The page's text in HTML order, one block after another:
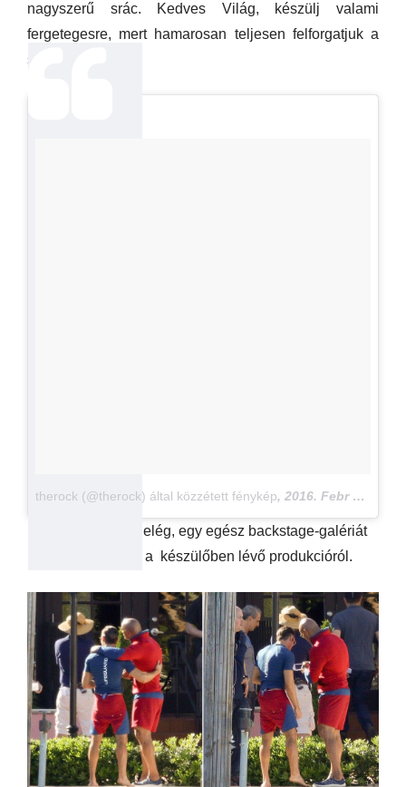
nagyszerű srác. Kedves Világ, készülj valami
fergetegesre, mert hamarosan teljesen felforgatjuk a
strandot!”
therock (@therock) által közzétett fénykép, 2016. Febr 22., 15:23 PST
Ha ez nem volna elég, egy egész backstage-galériát
is összeállítottunk a készülőben lévő produkcióról.